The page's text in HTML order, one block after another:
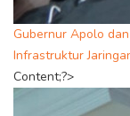
Gubernur Apolo
Infrastruktur
Content;?>